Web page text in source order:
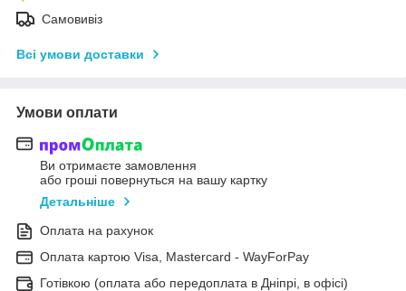
Самовивіз
Всі умови доставки
Умови оплати
Ви отримаєте замовлення
або гроші повернуться на вашу картку
Детальніше
Оплата на рахунок
Оплата картою Visa, Mastercard - WayForPay
Готівкою (оплата або передоплата в Дніпрі, в офісі)